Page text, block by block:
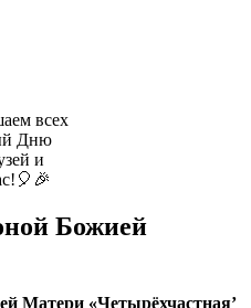
всех
Дню
и
Божией
Матери «Четырёхчастная’